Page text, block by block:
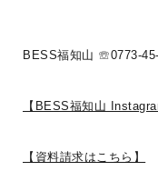
BESS福知山 ☏0773-
【BESS福知山
【資料請求はこちら】